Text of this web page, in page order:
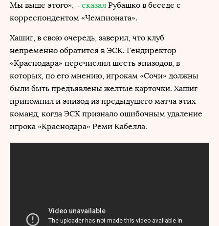
Мы выше этого», – сказал Рубашко в беседе с
корреспондентом «Чемпионата».
Хашиг, в свою очередь, заверил, что клуб
непременно обратится в ЭСК. Гендиректор
«Краснодара» перечислил шесть эпизодов, в
которых, по его мнению, игрокам «Сочи» должны
были быть предъявлены желтые карточки. Хашиг
припомнил и эпизод из предыдущего матча этих
команд, когда ЭСК признало ошибочным удаление
игрока «Краснодара» Реми Кабелла.